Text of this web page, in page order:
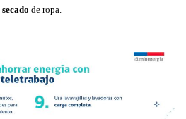
secado de ropa.